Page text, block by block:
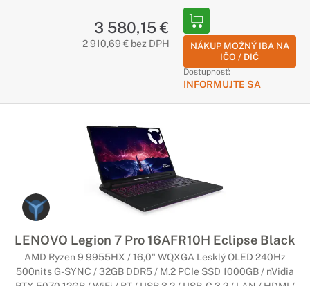
3 580,15 €
2 910,69 € bez DPH
NÁKUP MOŽNÝ IBA NA
IČO / DIČ
Dostupnosť:
INFORMUJTE SA
LENOVO Legion 7 Pro 16AFR10H Eclipse Black
AMD Ryzen 9 9955HX / 16,0" WQXGA Lesklý OLED 240Hz
500nits G-SYNC / 32GB DDR5 / M.2 PCIe SSD 1000GB / nVidia